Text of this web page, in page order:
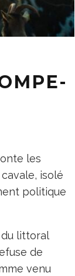
les
isolé
politique
du littoral
de
venu